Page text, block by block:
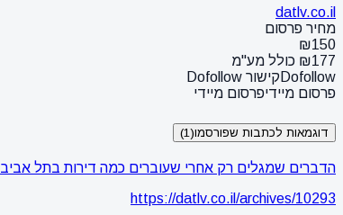
datlv.co.il
מחיר פרסום
₪150
₪177 כולל מע"מ
Dofollow קישור Dofollow
פרסום מיידיפרסום מיידי
דוגמאות לכתבות שפורסמו(1)
הדברים שמגלים רק אחרי שעוברים כמה דירות בתל אביב
https://datlv.co.il/archives/10293